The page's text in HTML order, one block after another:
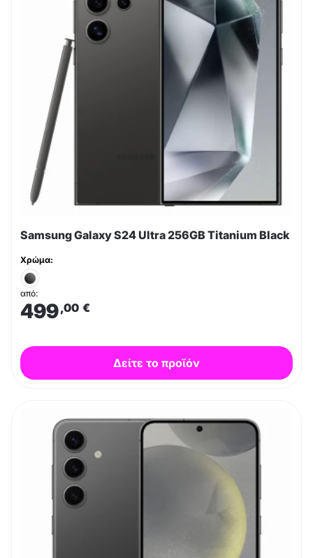
Samsung Galaxy S24 Ultra 256GB Titanium Black
Χρώμα:
από:
499,00 €
Δείτε το προϊόν